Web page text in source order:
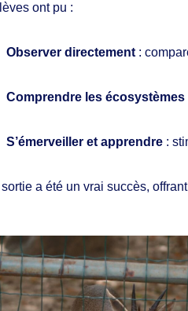
ont pu :
Observer directement:
Comprendre les écosystèmes
S’émerveiller et apprendre :
a été un vrai succès,